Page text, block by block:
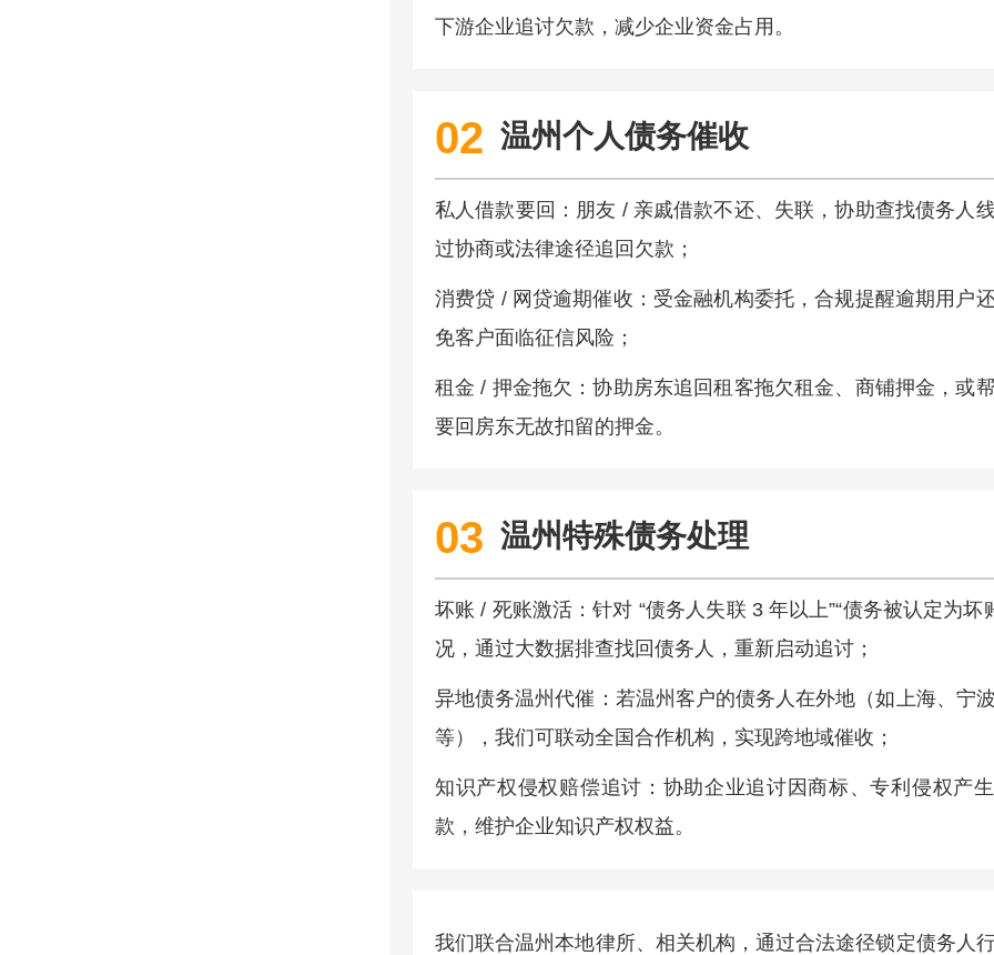
下游企业追讨欠款，减少企业资金占用。
02 温州个人债务催收
私人借款要回：朋友 / 亲戚借款不还、失联，协助查找债务人
过协商或法律途径追回欠款；
消费贷 / 网贷逾期催收：受金融机构委托，合规提醒逾期用户
免客户面临征信风险；
租金 / 押金拖欠：协助房东追回租客拖欠租金、商铺押金，或
要回房东无故扣留的押金。
03 温州特殊债务处理
坏账 / 死账激活：针对 “债务人失联 3 年以上”“债务被认定为坏
况，通过大数据排查找回债务人，重新启动追讨；
异地债务温州代催：若温州客户的债务人在外地（如上海、宁
等），我们可联动全国合作机构，实现跨地域催收；
知识产权侵权赔偿追讨：协助企业追讨因商标、专利侵权产
款，维护企业知识产权权益。
我们联合温州本地律所、相关机构，通过合法途径锁定债务人